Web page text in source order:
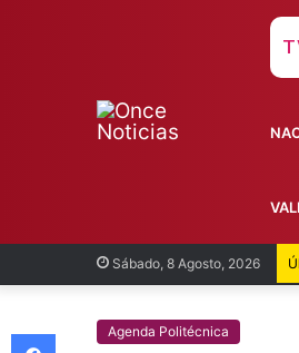
Sábado, 8 Agosto, 2026
Agenda Politécnica
Facebook